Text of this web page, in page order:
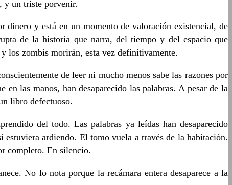
y un triste porvenir.
dinero y está en un momento de valoración existencial, de
de la historia que narra, del tiempo y del espacio que
los zombis morirán, esta vez definitivamente.
de leer ni mucho menos sabe las razones por
las manos, han desaparecido las palabras. A pesar de la
libro defectuoso.
del todo. Las palabras ya leídas han desaparecido
ardiendo. El tomo vuela a través de la habitación.
completo. En silencio.
No lo nota porque la recámara entera desaparece a la